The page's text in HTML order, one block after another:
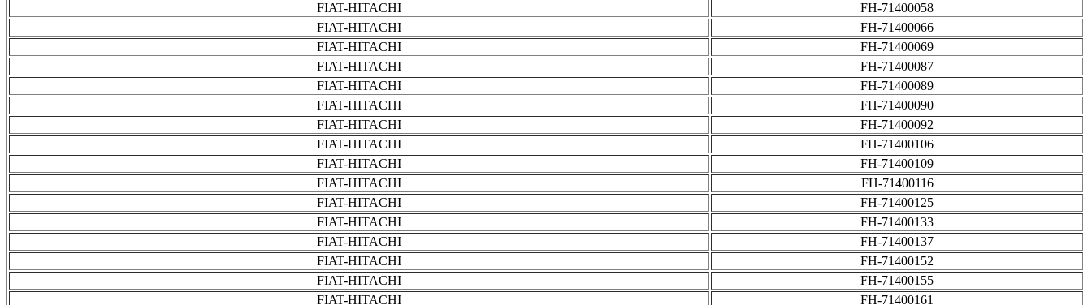
FIAT-HITACHI
FH-71400058
FIAT-HITACHI
FH-71400066
FIAT-HITACHI
FH-71400069
FIAT-HITACHI
FH-71400087
FIAT-HITACHI
FH-71400089
FIAT-HITACHI
FH-71400090
FIAT-HITACHI
FH-71400092
FIAT-HITACHI
FH-71400106
FIAT-HITACHI
FH-71400109
FIAT-HITACHI
FH-71400116
FIAT-HITACHI
FH-71400125
FIAT-HITACHI
FH-71400133
FIAT-HITACHI
FH-71400137
FIAT-HITACHI
FH-71400152
FIAT-HITACHI
FH-71400155
FIAT-HITACHI
FH-71400161